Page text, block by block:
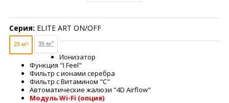
Серия: ELITE ART ON/OFF
25 м² 35 м²
Ионизатор
Функция "I Feel"
Фильтр с ионами серебра
Фильтр с Витамином "C"
Автоматические жалюзи "4D Airflow"
Модуль Wi-Fi (опция)